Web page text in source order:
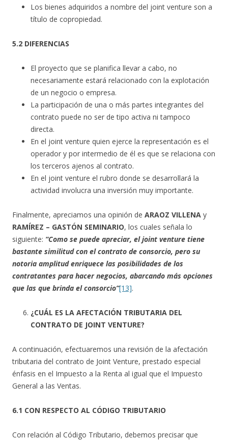
Los bienes adquiridos a nombre del joint venture son a
título de copropiedad.
5.2 DIFERENCIAS
El proyecto que se planifica llevar a cabo, no
necesariamente estará relacionado con la explotación
de un negocio o empresa.
La participación de una o más partes integrantes del
contrato puede no ser de tipo activa ni tampoco
directa.
En el joint venture quien ejerce la representación es el
operador y por intermedio de él es que se relaciona con
los terceros ajenos al contrato.
En el joint venture el rubro donde se desarrollará la
actividad involucra una inversión muy importante.
Finalmente, apreciamos una opinión de ARAOZ VILLENA y
RAMÍREZ – GASTÓN SEMINARIO, los cuales señala lo
siguiente: “Como se puede apreciar, el joint venture tiene
bastante similitud con el contrato de consorcio, pero su
notoria amplitud enriquece las posibilidades de los
contratantes para hacer negocios, abarcando más opciones
que las que brinda el consorcio”[13].
¿CUÁL ES LA AFECTACIÓN TRIBUTARIA DEL
CONTRATO DE JOINT VENTURE?
A continuación, efectuaremos una revisión de la afectación
tributaria del contrato de Joint Venture, prestado especial
énfasis en el Impuesto a la Renta al igual que el Impuesto
General a las Ventas.
6.1 CON RESPECTO AL CÓDIGO TRIBUTARIO
Con relación al Código Tributario, debemos precisar que